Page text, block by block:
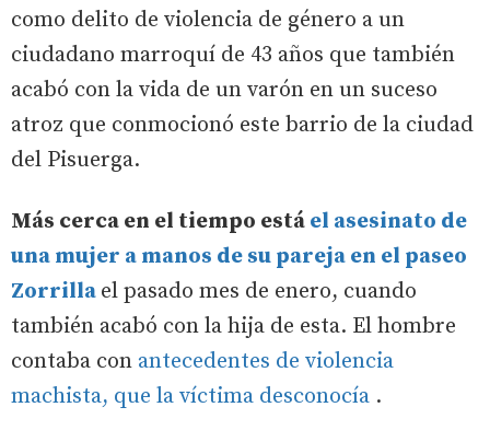
como delito de violencia de género a un
ciudadano marroquí de 43 años que también
acabó con la vida de un varón en un suceso
atroz que conmocionó este barrio de la ciudad
del Pisuerga.
Más cerca en el tiempo está el asesinato de
una mujer a manos de su pareja en el paseo
Zorrilla el pasado mes de enero, cuando
también acabó con la hija de esta. El hombre
contaba con antecedentes de violencia
machista, que la víctima desconocía .